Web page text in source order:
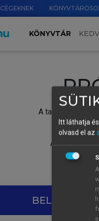
CÉGEKNEK
KÖNYVTÁR
A tartalom
A
BELÉPÉS
Itt láthatja
olvasd el az